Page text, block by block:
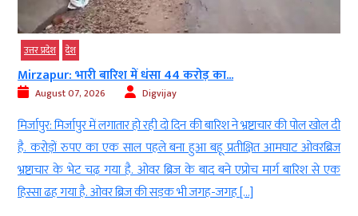
उत्तर प्रदेश देश
Mirzapur: भारी बारिश में धंसा 44 करोड़ का...
August 07, 2026 Digvijay
मिर्जापुर: मिर्जापुर में लगातार हो रही दो दिन की बारिश ने भ्रष्टाचार की पोल खोल दी
है. करोड़ों रुपए का एक साल पहले बना हुआ बहू प्रतीक्षित आमघाट ओवरब्रिज
भ्रष्टाचार के भेट चढ़ गया है. ओवर ब्रिज के बाद बने एप्रोच मार्ग बारिश से एक
हिस्सा ढह गया है. ओवर ब्रिज की सड़क भी जगह-जगह […]